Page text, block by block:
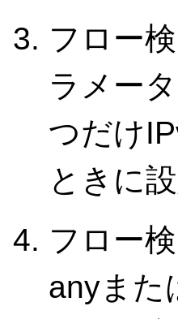
フロー
ラメー
つだけ
ときに
フロー
anyまた